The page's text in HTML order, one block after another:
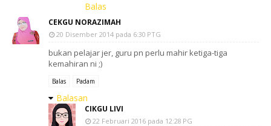
Balas
CEKGU NORAZIMAH
20 Disember 2014 pada 6:30 PTG
bukan pelajar jer, guru pn perlu mahir ketiga-tiga
kemahiran ni ;)
Balas Padam
Balasan
CIKGU LIVI
22 Februari 2016 pada 12:28 PG